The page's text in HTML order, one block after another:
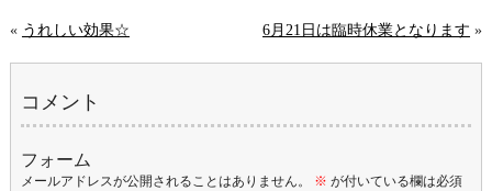
« うれしい効果☆ 6月21日は臨時休業となります »
コメント
フォーム
メールアドレスが公開されることはありません。 ※ が付いている欄は必須